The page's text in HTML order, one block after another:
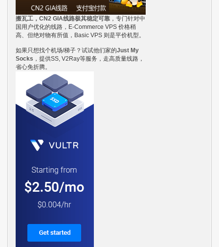
搬瓦工，CN2 GIA线路极其稳定可靠 ，专门针对中
国用户优化的线路，E-Commerce VPS 价格稍
高、但绝对物有所值，Basic VPS 则是平价机型。
如果只想找个机场/梯子？试试他们家的Just My
Socks ，提供SS, V2Ray等服务，走高质量线路，
省心免折腾。